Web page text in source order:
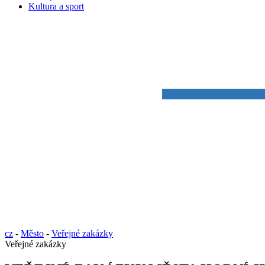
Kultura a sport
cz - Město - Veřejné zakázky
Veřejné zakázky